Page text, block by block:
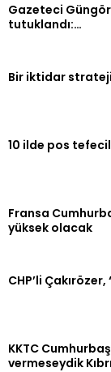
Gazeteci
tutuklandı:…
Bir iktidar
10 ilde pos
Fransa
yüksek olacak
CHP’li
KKTC
vermeseydik